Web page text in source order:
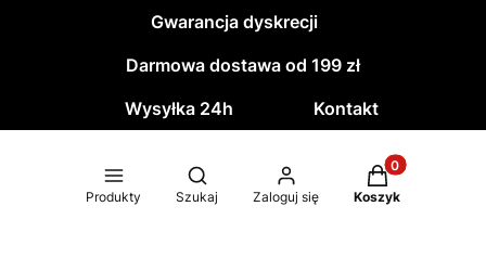
Gwarancja dyskrecji
Darmowa dostawa od 199 zł
Wysyłka 24h
Kontakt
Produkty
Otwórz wyszukiwarkę
Szukaj Zaloguj się
Produkty w
Koszyk